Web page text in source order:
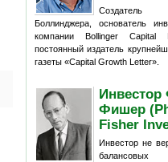
Создатель
Боллинджера, основатель
компании Bollinger Capital
постоянный издатель
газеты «Capital Growth Letter».
Фишер
Fisher
Инвестор не
балансовых